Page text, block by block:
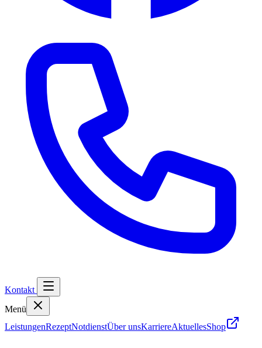
Kontakt
Menü
LeistungenRezeptNotdienstÜber unsKarriereAktuellesShop